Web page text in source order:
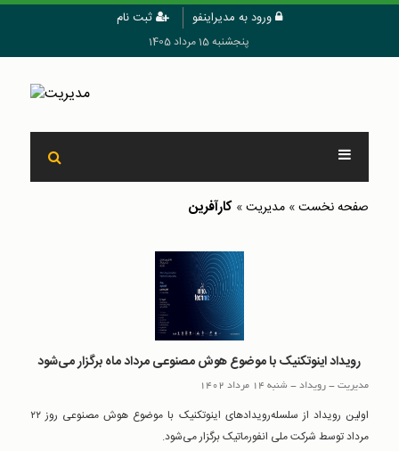
ورود به مدیراینفو ثبت نام
پنجشنبه 15 مرداد 1405
صفحه نخست» مدیریت» کارآفرین
رویداد اینوتکنیک با موضوع هوش مصنوعی مرداد ماه برگزار می‌شود
مدیریت-رويداد- شنبه 14 مرداد 1402
اولین رویداد از سلسله‌رویداد‌های اینوتکنیک با موضوع هوش مصنوعی روز ۲۲
مرداد توسط شرکت ملی انفورماتیک برگزار می‌شود.